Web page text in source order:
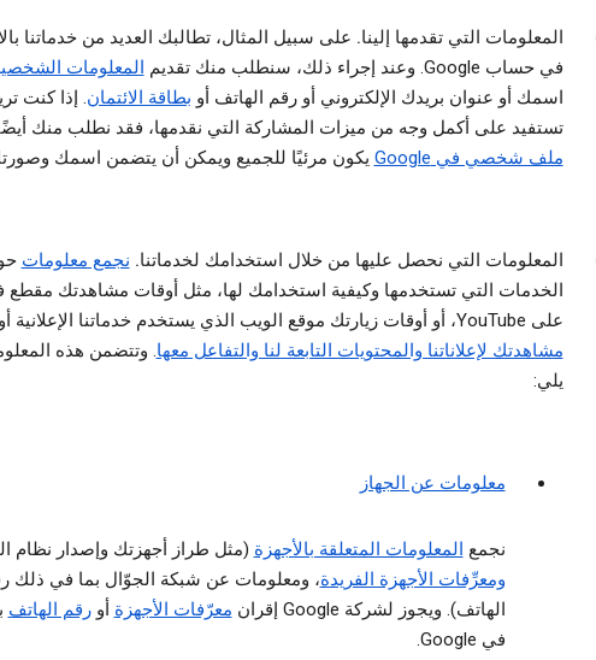
المعلومات التي تقدمها إلينا. على سبيل المثال، تطالبك العديد من خدماتنا
في حساب Google. وعند إجراء ذلك، سنطلب منك تقديم
المعلومات
اسمك أو عنوان بريدك الإلكتروني أو رقم الهاتف أو بطاقة الائتمان. إذا كنت
تستفيد على أكمل وجه من ميزات المشاركة التي نقدمها، فقد نطلب منك
ملف شخصي في Google
يكون مرئيًا للجميع ويمكن أن يتضمن اسمك
المعلومات التي نحصل عليها من خلال استخدامك لخدماتنا. نجمع معلومات
الخدمات التي تستخدمها وكيفية استخدامك لها، مثل أوقات مشاهدتك مقطع
على YouTube، أو أوقات زيارتك موقع الويب الذي يستخدم خدماتنا الإعلانية أو
مشاهدتك لإعلاناتنا والمحتويات التابعة لنا والتفاعل معها. وتتضمن هذه
يلي:
معلومات عن الجهاز
نجمع المعلومات المتعلقة بالأجهزة (مثل طراز أجهزتك وإصدار نظام
ومعرِّفات الأجهزة الفريدة، ومعلومات عن شبكة الجوّال بما في ذلك
الهاتف). ويجوز لشركة Google إقران
معرّفات الأجهزة أورقم الهاتف
في Google.